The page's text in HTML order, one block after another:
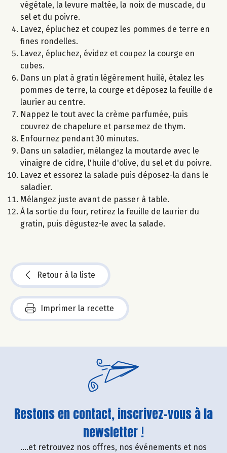
végétale, la levure maltée, la noix de muscade, du
sel et du poivre.
Lavez, épluchez et coupez les pommes de terre en
fines rondelles.
Lavez, épluchez, évidez et coupez la courge en
cubes.
Dans un plat à gratin légèrement huilé, étalez les
pommes de terre, la courge et déposez la feuille de
laurier au centre.
Nappez le tout avec la crème parfumée, puis
couvrez de chapelure et parsemez de thym.
Enfournez pendant 30 minutes.
Dans un saladier, mélangez la moutarde avec le
vinaigre de cidre, l'huile d'olive, du sel et du poivre.
Lavez et essorez la salade puis déposez-la dans le
saladier.
Mélangez juste avant de passer à table.
À la sortie du four, retirez la feuille de laurier du
gratin, puis dégustez-le avec la salade.
Retour à la liste
Imprimer la recette
Restons en contact, inscrivez-vous à la
newsletter !
....et retrouvez nos offres, nos événements et nos